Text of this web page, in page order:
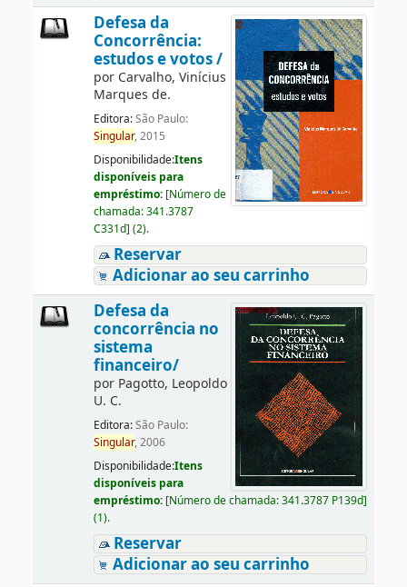
Defesa da
Concorrência:
estudos e votos /
por Carvalho, Vinícius
Marques de.
Editora:São Paulo:
Singular, 2015
Disponibilidade:Itens
disponíveis para
empréstimo: [Número de
chamada:341.3787
C331d] (2).
Reservar
Adicionar ao seu carrinho
Defesa da
concorrência no
sistema
financeiro/
por Pagotto, Leopoldo
U. C.
Editora:São Paulo:
Singular, 2006
Disponibilidade:Itens
disponíveis para
empréstimo: [Número de chamada:341.3787 P139d]
(1).
Reservar
Adicionar ao seu carrinho